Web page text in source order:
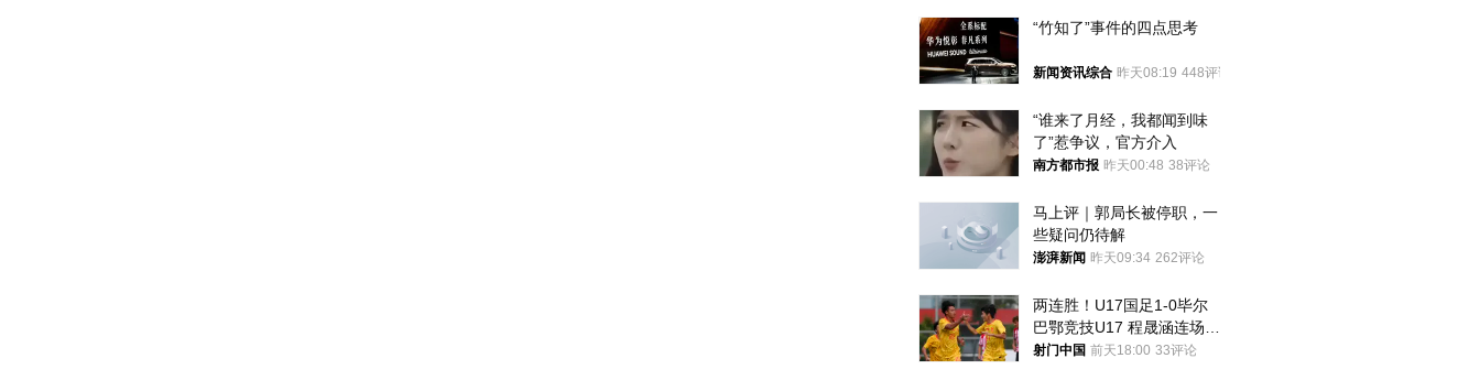
“竹知了”事件的四点思考
新闻资讯综合 昨天08:19 448评论
“谁来了月经，我都闻到味
了”惹争议，官方介入
南方都市报 昨天00:48 38评论
马上评｜郭局长被停职，一
些疑问仍待解
澎湃新闻 昨天09:34 262评论
两连胜！U17国足1-0毕尔
巴鄂竞技U17 程晟涵连场破
门
射门中国 前天18:00 33评论